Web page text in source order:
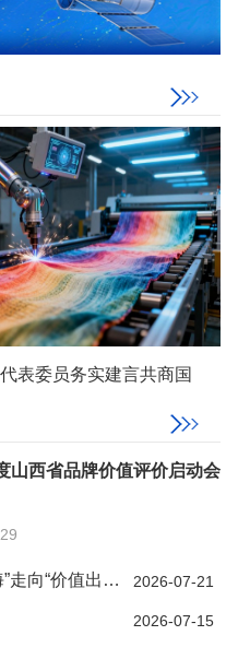
表委员务实建言共商国
山西省品牌价值评价启动会
业界：国企品牌从“产品出海”走向“价值出海” 2026-07-21
2026-07-15